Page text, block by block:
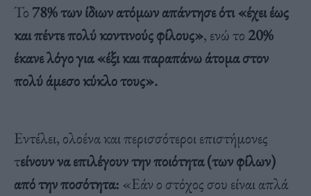
Το 78% των ίδιων ατόμων απάντησε ότι «έχει έως
και πέντε πολύ κοντινούς φίλους», ενώ το 20%
έκανε λόγο για «έξι και παραπάνω άτομα στον
πολύ άμεσο κύκλο τους».
Εντέλει, ολοένα και περισσότεροι επιστήμονες
τείνουν να επιλέγουν την ποιότητα (των φίλων)
από την ποσότητα: «Εάν ο στόχος σου είναι απλά